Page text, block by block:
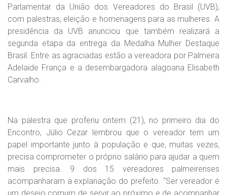
Parlamentar da União dos Vereadores do Brasil (UVB),
com palestras, eleição e homenagens para as mulheres. A
presidência da UVB anunciou que também realizará a
segunda etapa da entrega da Medalha Mulher Destaque
Brasil. Entre as agraciadas estão a vereadora por Palmeira
Adelaide França e a desembargadora alagoana Elisabeth
Carvalho.
Na palestra que proferiu ontem (21), no primeiro dia do
Encontro, Júlio Cezar lembrou que o vereador tem um
papel importante junto à população e que, muitas vezes,
precisa comprometer o próprio salário para ajudar a quem
mais precisa. 9 dos 15 vereadores palmeirenses
acompanharam a explanação do prefeito. “Ser vereador é